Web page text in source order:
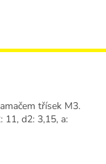
třísek M3.
11, d2: 3,15, a: